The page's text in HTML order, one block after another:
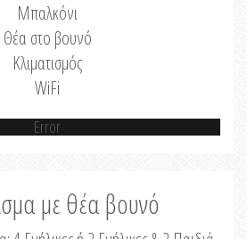
Μπαλκόνι
Θέα στο βουνό
Κλιματισμός
WiFi
Error
με θέα βουνό